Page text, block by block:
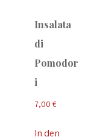
Insalata
di
Pomodor
i
7,00 €
In den